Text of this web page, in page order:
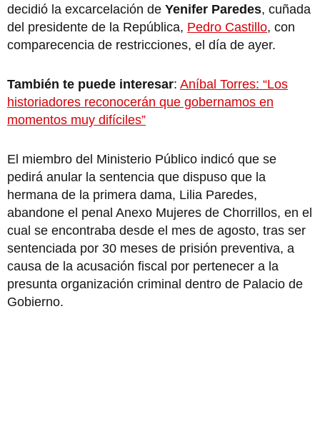
decidió la excarcelación de Yenifer Paredes, cuñada
del presidente de la República, Pedro Castillo, con
comparecencia de restricciones, el día de ayer.
También te puede interesar: Aníbal Torres: “Los
historiadores reconocerán que gobernamos en
momentos muy difíciles”
El miembro del Ministerio Público indicó que se
pedirá anular la sentencia que dispuso que la
hermana de la primera dama, Lilia Paredes,
abandone el penal Anexo Mujeres de Chorrillos, en el
cual se encontraba desde el mes de agosto, tras ser
sentenciada por 30 meses de prisión preventiva, a
causa de la acusación fiscal por pertenecer a la
presunta organización criminal dentro de Palacio de
Gobierno.